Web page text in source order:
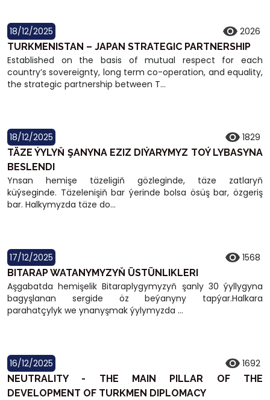
18/12/2025 2026
TURKMENISTAN – JAPAN STRATEGIC PARTNERSHIP
Established on the basis of mutual respect for each
country’s sovereignty, long term co-operation, and equality,
the strategic partnership between T...
18/12/2025 1829
TÄZE ÝYLYŇ ŞANYNA EZIZ DIÝARYMYZ TOÝ LYBASYNA
BESLENDI
Ynsan hemişe täzeligiň gözleginde, täze zatlaryň
küýseginde. Täzelenişiň bar ýerinde bolsa ösüş bar, özgeriş
bar. Halkymyzda täze do...
17/12/2025 1568
BITARAP WATANYMYZYŇ ÜSTÜNLIKLERI
Aşgabatda hemişelik Bitaraplygymyzyň şanly 30 ýyllygyna
bagyşlanan sergide öz beýanyny tapýar.Halkara
parahatçylyk we ynanyşmak ýylymyzda ...
16/12/2025 1692
NEUTRALITY - THE MAIN PILLAR OF THE
DEVELOPMENT OF TURKMEN DIPLOMACY